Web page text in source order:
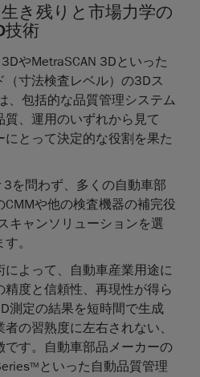
き残りと市場力学の
技術
やMetraSCAN 3Dといった
（寸法検査レベル）の3Dス
、包括的な品質管理システム
、運用のいずれから見て
にとって決定的な役割を果た
を問わず、多くの自動車部
や他の検査機器の補完役
キャンソリューションを選
。
よって、自動車産業用途に
度と信頼性、再現性が得ら
測定の結果を短時間で生成
の習熟度に左右されない、
す。自動車部品メーカーの
TM といった自動品質管理